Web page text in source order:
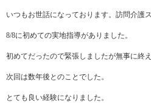
いつもお世話になっております。訪問介護
8/8に初めての実地指導がありました。
初めてだったので緊張しましたが無事に終
次回は数年後とのことでした。
とても良い経験になりました。